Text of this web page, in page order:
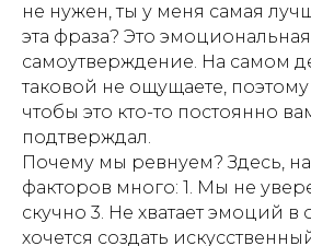
не нужен, ты у меня самая
эта фраза? Это
самоутверждение. На самом
таковой не ощущаете,
чтобы это кто-то постоянно
подтверждал.
Почему мы ревнуем? Здесь,
факторов много: 1. Мы не
скучно 3. Не хватает эмоций в
хочется создать